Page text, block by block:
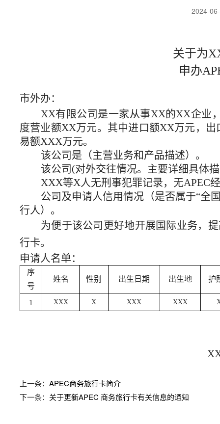
2024-
关于为
申办
市外办：
XX有限公司 是一家从事XX的XX企业
度营业额XX万元。其中进口额XX万元， 出
易额XXX万元。
该公司 是（主营业务和产品描述）。
该公司 (对外交往情况。主要详细具体
XXX等X人无刑事犯罪记录，无APEC
公司 及申请人信用情况（是否属于“全
行人）。
为便于该公司更好地开展国际业务，
行卡。
申请人名单：
序
号
姓名 性别 出生日期 出生地 护
1 XXX X XXX XXX
上一条： APEC商务旅行卡简介
下一条： 关于更新APEC 商务旅行卡有关信息的通知